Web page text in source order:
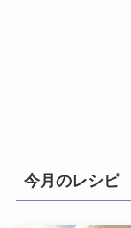
今月のレシピ